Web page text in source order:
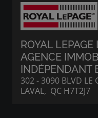
ROYAL
AGENCE
INDÉPENDANT
302 - 3090 BLVD LE
LAVAL, QC H7T2J7